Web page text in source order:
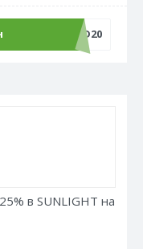
REDMOND20
в SUNLIGHT на